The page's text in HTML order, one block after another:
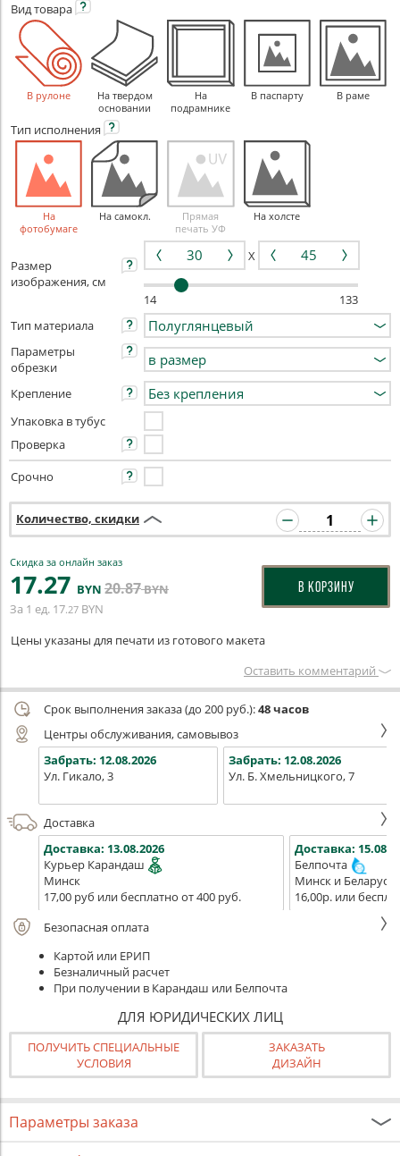
Видтовара
В рулоне
На твердом
основании
На
подрамнике
В паспарту В раме
Тип исполнения
На
фотобумаге
На самокл.
Прямая
печать УФ
На холсте
Размер
изображения, см
X
14
133
Тип материала
Параметры
обрезки
Крепление
Упаковка в тубус
Проверка
Срочно
Количество, скидки
Скидка за онлайн заказ
17.27 BYN 20.87BYN
За 1 ед. 17.27 BYN
В КОРЗИНУ
Цены указаны для печати из готового макета
Оставить комментарий
Срок выполнения заказа (до 200 руб.):48 часов
Центры обслуживания, самовывоз
Забрать: 12.08.2026
Ул. Гикало, 3
Забрать: 12.08.2026
Ул. Б. Хмельницкого, 7
Доставка
Доставка: 13.08.2026
Курьер Карандаш
Минск
17,00 руб или бесплатно от 400 руб.
Доставка:
Белпочта
Минск и Беларусь
16,00р. или
Безопасная оплата
Картой или ЕРИП
Безналичный расчет
При получении в Карандаш или Белпочта
ДЛЯ ЮРИДИЧЕСКИХ ЛИЦ
ПОЛУЧИТЬ СПЕЦИАЛЬНЫЕ
УСЛОВИЯ
ЗАКАЗАТЬ
ДИЗАЙН
Параметры заказа